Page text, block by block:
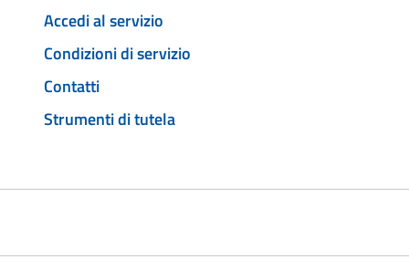
Accedi al servizio
Condizioni di servizio
Contatti
Strumenti di tutela